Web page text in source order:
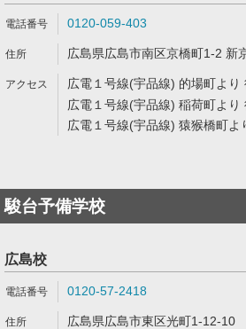
0120-059-403
広島県広島市南区京橋町1-2 新
広電１号線(宇品線) 的場町より
広電１号線(宇品線) 稲荷町より
広電１号線(宇品線) 猿猴橋町よ
駿台予備学校
広島校
0120-57-2418
広島県広島市東区光町1-12-10